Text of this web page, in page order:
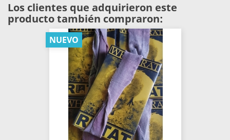
Los clientes que adquirieron este
producto también compraron:
NUEVO